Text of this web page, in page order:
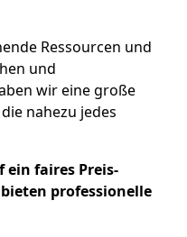
Ressourcen und
und
wir eine große
nahezu jedes
ein faires Preis-
professionelle